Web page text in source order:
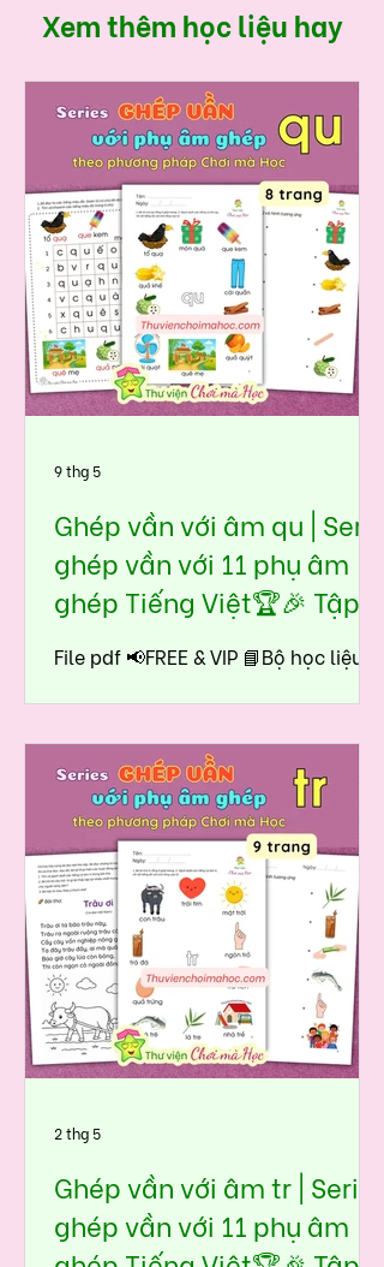
Xem thêm học liệu hay
Ghép vần với âm qu | Seri
ghép vần với 11 phụ âm
ghép Tiếng Việt🏆🎉 Tập
đọc tiền tiểu học - lớp 1
File pdf 📢FREE & VIP 📘Bộ học liệu
theo đúng tinh thần Chơi mà Học:
👉nhìn hình – nhận diện – lặp lại –
ghép dễ – đọc nhanh – hiểu sâu
một cách tự nhiên, không gò ép.
Giúp bé làm quen âm qu một cách
tự nhiên, không áp lực, không học
vẹt.
9 thg 5
Ghép vần với âm tr | Seri
ghép vần với 11 phụ âm
2 thg 5